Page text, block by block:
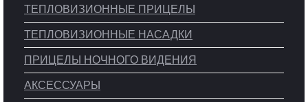
ТЕПЛОВИЗИОННЫЕ ПРИЦЕЛЫ
ТЕПЛОВИЗИОННЫЕ НАСАДКИ
ПРИЦЕЛЫ НОЧНОГО ВИДЕНИЯ
АКСЕССУАРЫ